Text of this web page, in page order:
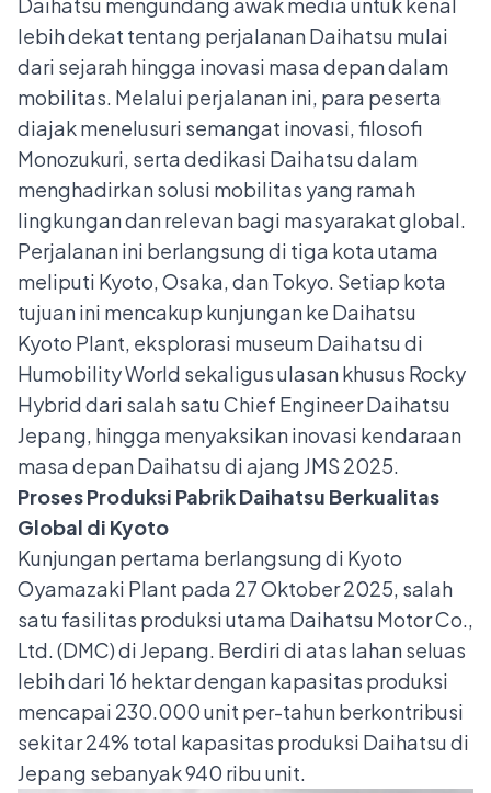
Daihatsu mengundang awak media untuk kenal
lebih dekat tentang perjalanan Daihatsu mulai
dari sejarah hingga inovasi masa depan dalam
mobilitas. Melalui perjalanan ini, para peserta
diajak menelusuri semangat inovasi, filosofi
Monozukuri, serta dedikasi Daihatsu dalam
menghadirkan solusi mobilitas yang ramah
lingkungan dan relevan bagi masyarakat global.
Perjalanan ini berlangsung di tiga kota utama
meliputi Kyoto, Osaka, dan Tokyo. Setiap kota
tujuan ini mencakup kunjungan ke Daihatsu
Kyoto Plant, eksplorasi museum Daihatsu di
Humobility World sekaligus ulasan khusus Rocky
Hybrid dari salah satu Chief Engineer Daihatsu
Jepang, hingga menyaksikan inovasi kendaraan
masa depan Daihatsu di ajang JMS 2025.
Proses Produksi Pabrik Daihatsu Berkualitas
Global di Kyoto
Kunjungan pertama berlangsung di Kyoto
Oyamazaki Plant pada 27 Oktober 2025, salah
satu fasilitas produksi utama Daihatsu Motor Co.,
Ltd. (DMC) di Jepang. Berdiri di atas lahan seluas
lebih dari 16 hektar dengan kapasitas produksi
mencapai 230.000 unit per-tahun berkontribusi
sekitar 24% total kapasitas produksi Daihatsu di
Jepang sebanyak 940 ribu unit.